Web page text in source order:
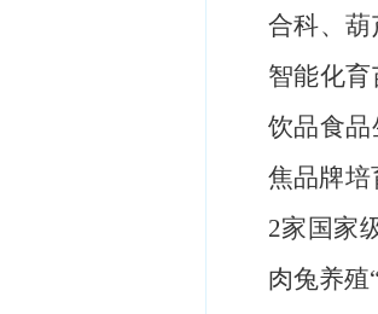
合科、葫
智能化
饮品食
焦品牌培
2家国家
肉兔养殖